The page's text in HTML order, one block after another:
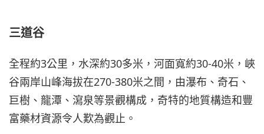
三道谷
全程約3公里，水深約30多米，河面寬約30-40米，峽
谷兩岸山峰海拔在270-380米之間，由瀑布、奇石、
巨樹、龍潭、瀉泉等景觀構成，奇特的地質構造和豐
富藥材資源令人歎為觀止。